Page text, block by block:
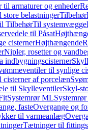
til armaturer og enheder
belastningerTilbehør
TilbehørTil systemvægge
til Påsat
cisternerHøjthængende
Nipler, rosetter og
indbygningscisterner
til synlige
cisterner af porcelæn
til SkylleventilerSkyl-
Systemrør ML
fasteOvergange og
til varmeanlæg
Tætninger til fittings